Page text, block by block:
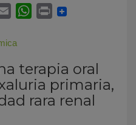
terapia oral
primaria,
rara renal